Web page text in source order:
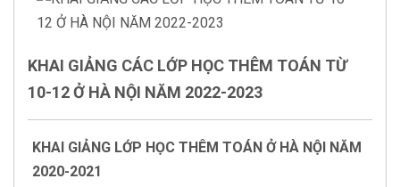
KHAI GIẢNG CÁC LỚP HỌC THÊM TOÁN TỪ
10-12 Ở HÀ NỘI NĂM 2022-2023
KHAI GIẢNG LỚP HỌC THÊM TOÁN Ở HÀ NỘI NĂM
2020-2021